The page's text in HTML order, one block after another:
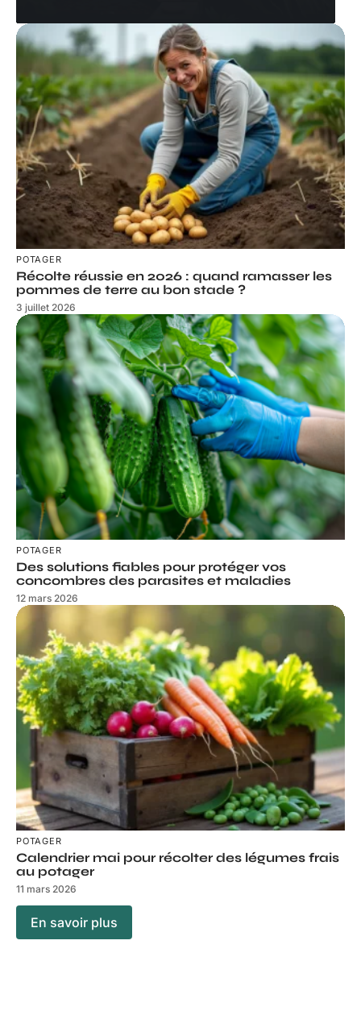
POTAGER
Récolte réussie en 2026 : quand ramasser les
pommes de terre au bon stade ?
3 juillet 2026
POTAGER
Des solutions fiables pour protéger vos
concombres des parasites et maladies
12 mars 2026
POTAGER
Calendrier mai pour récolter des légumes frais
au potager
11 mars 2026
En savoir plus